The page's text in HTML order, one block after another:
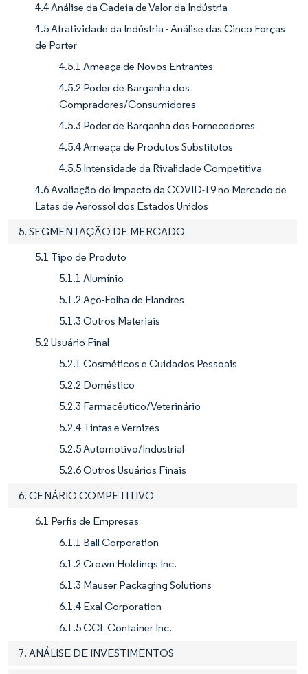
4.4 Análise da Cadeia de Valor da Indústria
4.5 Atratividade da Indústria - Análise das Cinco Forças
de Porter
4.5.1 Ameaça de Novos Entrantes
4.5.2 Poder de Barganha dos
Compradores/Consumidores
4.5.3 Poder de Barganha dos Fornecedores
4.5.4 Ameaça de Produtos Substitutos
4.5.5 Intensidade da Rivalidade Competitiva
4.6 Avaliação do Impacto da COVID-19 no Mercado de
Latas de Aerossol dos Estados Unidos
5. SEGMENTAÇÃO DE MERCADO
5.1 Tipo de Produto
5.1.1 Alumínio
5.1.2 Aço-Folha de Flandres
5.1.3 Outros Materiais
5.2 Usuário Final
5.2.1 Cosméticos e Cuidados Pessoais
5.2.2 Doméstico
5.2.3 Farmacêutico/Veterinário
5.2.4 Tintas e Vernizes
5.2.5 Automotivo/Industrial
5.2.6 Outros Usuários Finais
6. CENÁRIO COMPETITIVO
6.1 Perfis de Empresas
6.1.1 Ball Corporation
6.1.2 Crown Holdings Inc.
6.1.3 Mauser Packaging Solutions
6.1.4 Exal Corporation
6.1.5 CCL Container Inc.
7. ANÁLISE DE INVESTIMENTOS